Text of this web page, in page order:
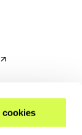
cookies